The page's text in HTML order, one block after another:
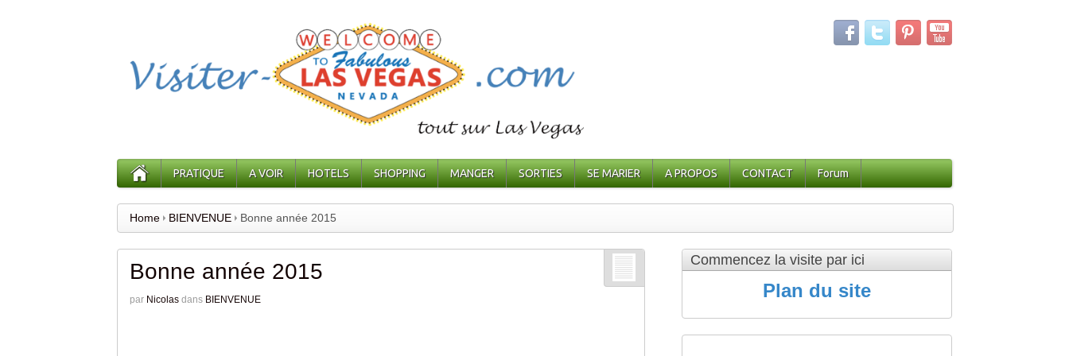
PRATIQUE A VOIR HOTELS SHOPPING MANGER SORTIES SE MARIER A PROPOS CONTACT Forum
Home BIENVENUE Bonne année 2015
Bonne année 2015
par Nicolas dans BIENVENUE
Commencez la visite par ici
Plan du site